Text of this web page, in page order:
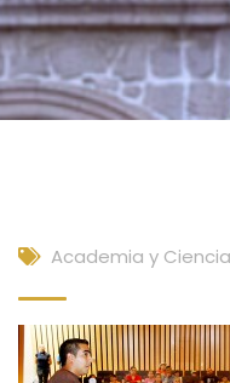
Academia y Ciencia